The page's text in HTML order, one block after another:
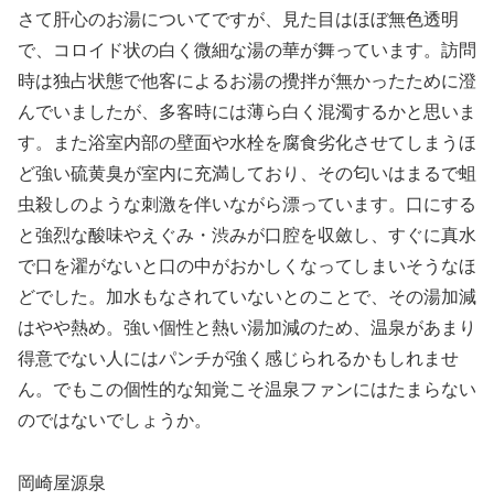
さて肝心のお湯についてですが、見た目はほぼ無色透明
で、コロイド状の白く微細な湯の華が舞っています。訪問
時は独占状態で他客によるお湯の攪拌が無かったために澄
んでいましたが、多客時には薄ら白く混濁するかと思いま
す。また浴室内部の壁面や水栓を腐食劣化させてしまうほ
ど強い硫黄臭が室内に充満しており、その匂いはまるで蛆
虫殺しのような刺激を伴いながら漂っています。口にする
と強烈な酸味やえぐみ・渋みが口腔を収斂し、すぐに真水
で口を濯がないと口の中がおかしくなってしまいそうなほ
どでした。加水もなされていないとのことで、その湯加減
はやや熱め。強い個性と熱い湯加減のため、温泉があまり
得意でない人にはパンチが強く感じられるかもしれませ
ん。でもこの個性的な知覚こそ温泉ファンにはたまらない
のではないでしょうか。
岡崎屋源泉